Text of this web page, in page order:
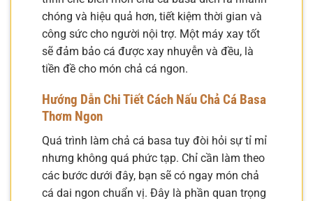
chóng và hiệu quả hơn, tiết kiệm thời gian và
công sức cho người nội trợ. Một máy xay tốt
sẽ đảm bảo cá được xay nhuyễn và đều, là
tiền đề cho món chả cá ngon.
Hướng Dẫn Chi Tiết Cách Nấu Chả Cá Basa
Thơm Ngon
Quá trình làm chả cá basa tuy đòi hỏi sự tỉ mỉ
nhưng không quá phức tạp. Chỉ cần làm theo
các bước dưới đây, bạn sẽ có ngay món chả
cá dai ngon chuẩn vị. Đây là phần quan trọng